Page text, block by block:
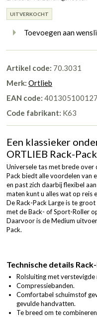
UITVERKOCHT
Toevoegen aan
Artikel code: 70.3031
Merk: Ortlieb
EAN code:
Code fabrikant: K63
Een klassieker
ORTLIEB Rack-
Universele tas met brede over
Pack biedt alle voordelen van
en past zich daarbij flexibel
maten kunt u alles wat op reis
De Rack-Pack Large is te
met de Back- of Sport-Roller
Daarvoor is de Medium
Pack.
Technische details
Rolsluiting met verstevigde
Compressiebanden.
Comfortabel schuimstof
gevulde handvatten.
Te breed om te